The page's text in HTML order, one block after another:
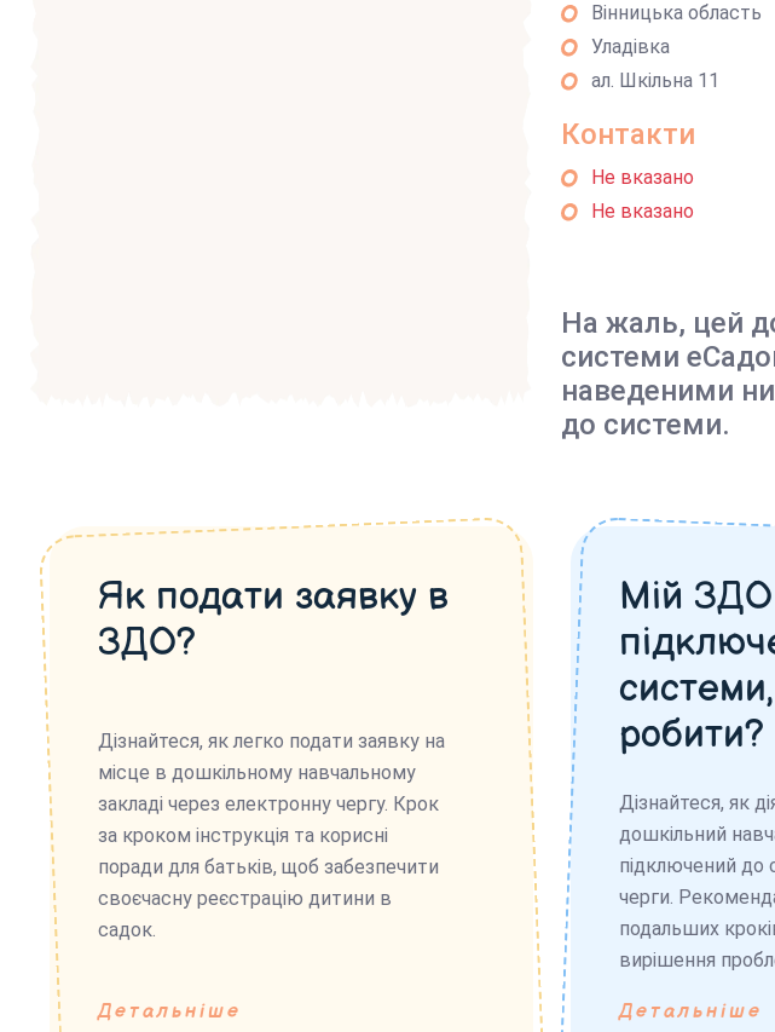
Вінницька область
Уладівка
ал. Шкільна 11
Контакти
Не вказано
Не вказано
На жаль, цей
системи
наведеними
до системи.
Як подати заявку в
ЗДО?
Дізнайтеся, як легко подати заявку на
місце в дошкільному навчальному
закладі через електронну чергу. Крок
за кроком інструкція та корисні
поради для батьків, щоб забезпечити
своєчасну реєстрацію дитини в
садок.
Детальніше
Мій
робити?
Дізнайтеся, як
дошкільний
підключений до
черги.
подальших
вирішення
Детальніше